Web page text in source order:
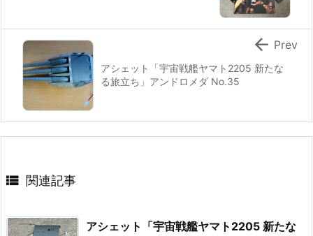
アシェット「宇宙戦艦ヤマト2205 新たな
る旅立ち」アンドロメダ No.35
 Prev
 関連記事
アシェット「宇宙戦艦ヤマト2205 新たな